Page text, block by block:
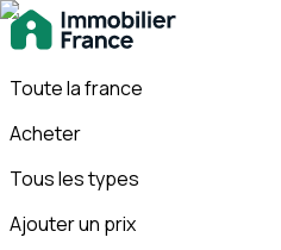
Toute la france
Acheter
Tous les types
Ajouter un prix